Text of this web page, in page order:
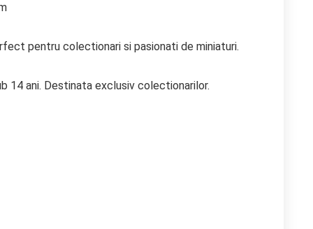
pentru colectionari si pasionati de miniaturi.
14 ani. Destinata exclusiv colectionarilor.